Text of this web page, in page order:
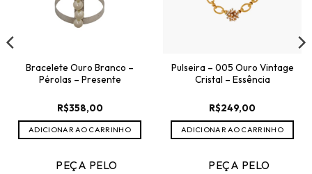
Bracelete Ouro Branco –
Pérolas – Presente
R$358,00
ADICIONAR AO CARRINHO
PEÇA PELO
Pulseira – 005 Ouro Vintage
Cristal – Essência
R$249,00
ADICIONAR AO CARRINHO
PEÇA PELO